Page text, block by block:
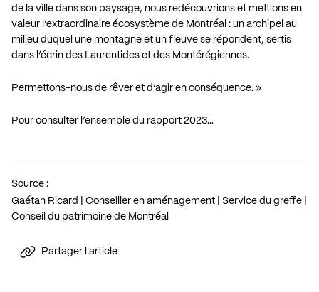
de la ville dans son paysage, nous redécouvrions et mettions en
valeur l’extraordinaire écosystème de Montréal : un archipel au
milieu duquel une montagne et un fleuve se répondent, sertis
dans l’écrin des Laurentides et des Montérégiennes.
Permettons-nous de rêver et d’agir en conséquence. »
Pour consulter l’ensemble du rapport 2023…
Source :
Gaétan Ricard | Conseiller en aménagement | Service du greffe |
Conseil du patrimoine de Montréal
Partager l'article